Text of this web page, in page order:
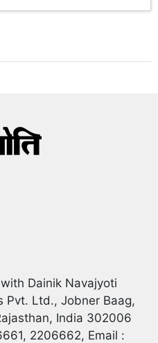
Dainik Navajyoti
Pvt. Ltd., Jobner Baag,
India 302006
2206662, Email :